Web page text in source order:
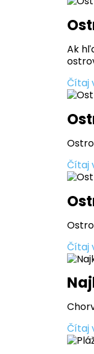
Ak
Čítaj
Čítaj
Čítaj
Čítaj